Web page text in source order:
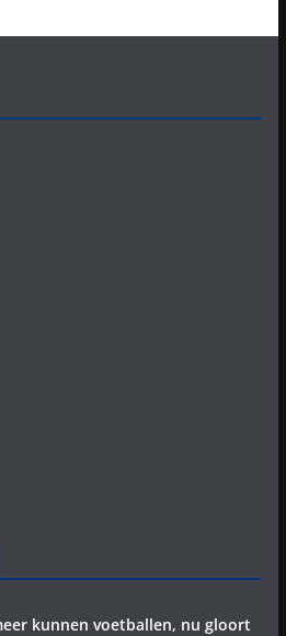
kunnen voetballen, nu gloort